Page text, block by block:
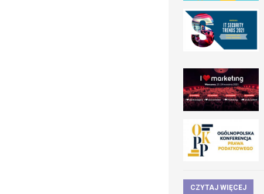
CZYTAJ WIĘCEJ